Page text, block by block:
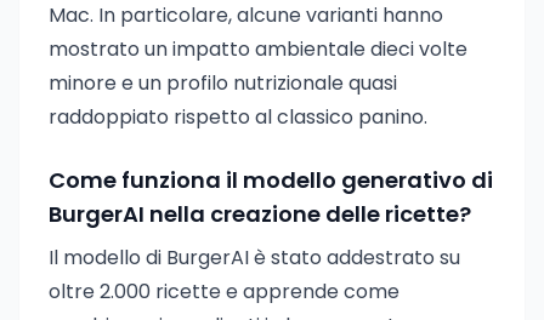
Mac. In particolare, alcune varianti hanno
mostrato un impatto ambientale dieci volte
minore e un profilo nutrizionale quasi
raddoppiato rispetto al classico panino.
Come funziona il modello generativo di
BurgerAI nella creazione delle ricette?
Il modello di BurgerAI è stato addestrato su
oltre 2.000 ricette e apprende come